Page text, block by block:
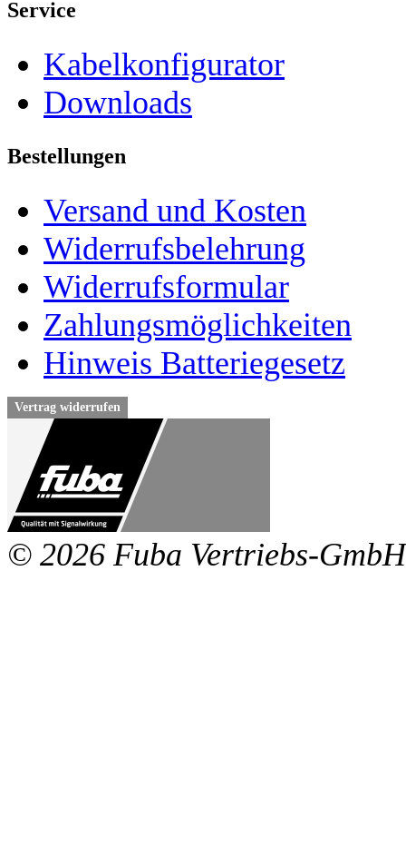
Service
Kabelkonfigurator
Downloads
Bestellungen
Versand und Kosten
Widerrufsbelehrung
Widerrufsformular
Zahlungsmöglichkeiten
Hinweis Batteriegesetz
Vertrag widerrufen
© 2026 Fuba Vertriebs-GmbH